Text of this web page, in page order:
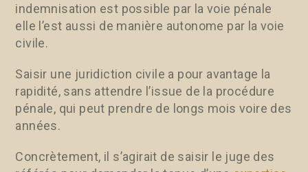
indemnisation est possible par la voie pénale
elle l’est aussi de manière autonome par la voie
civile.
Saisir une juridiction civile a pour avantage la
rapidité, sans attendre l’issue de la procédure
pénale, qui peut prendre de longs mois voire des
années.
Concrètement, il s’agirait de saisir le juge des